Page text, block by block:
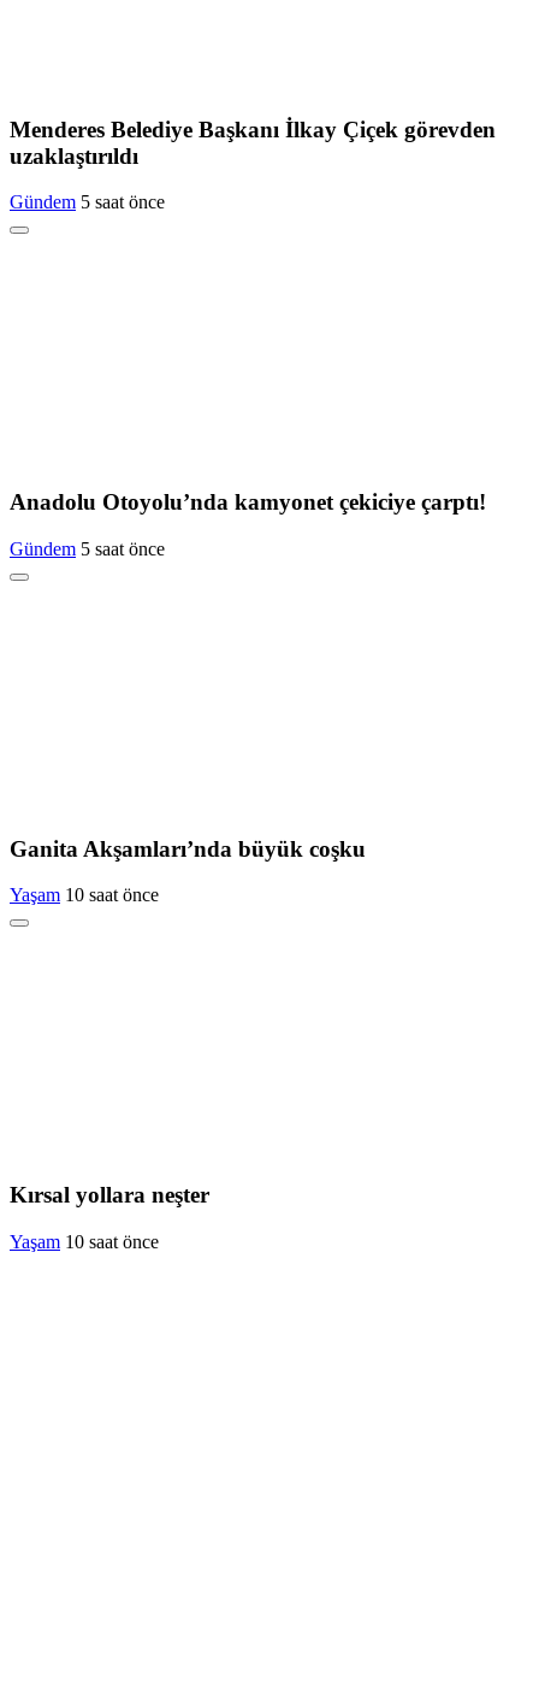
Menderes Belediye Başkanı İlkay Çiçek görevden
uzaklaştırıldı
Gündem 5 saat önce
Anadolu Otoyolu’nda kamyonet çekiciye çarptı!
Gündem 5 saat önce
Ganita Akşamları’nda büyük coşku
Yaşam 10 saat önce
Kırsal yollara neşter
Yaşam 10 saat önce